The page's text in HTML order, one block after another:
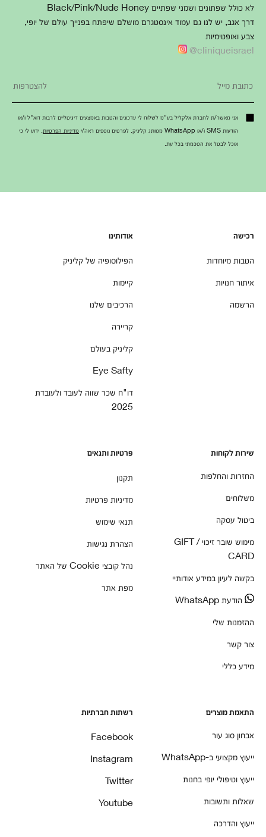
לא כולל שפתונים ושמני שפתיים Black/Pink/Nude Honey
דרך אגב, יש לנו גם עמוד אינסטגרם מושלם שיפתח בפנייך עולם של יופי,
צבע ואופטימיות
cliniqueisrael@
אני מאשר/ת לחברת אלקליל בע"מ לשלוח לי עדכונים והטבות באמצעים דיגיטליים לרבות דוא"ל ו/או
הודעות SMS ו/או WhatsApp ממותג קליניק. לפרטים נוספים ראה/י
מדיניות הפרטיות . ידוע לי כי
אוכל לבטל את הסכמתי בכל עת.
רכישה
הטבות מיוחדות
איתור חנויות
הרשמה
אודותינו
הפילוסופיה של קליניק
קיימות
הרכיבים שלנו
קריירה
קליניק בעולם
Eye Safty
דו"ח שכר שווה לעובד ולעובדת
2025
שירות לקוחות
החזרות והחלפות
משלוחים
ביטול עסקה
מימוש שובר זיכוי / GIFT
CARD
בקשה לעיון במידע אודותיי
הודעת WhatsApp
ההזמנות שלי
צור קשר
מידע כללי
פרטיות ותנאים
תקנון
מדיניות פרטיות
תנאי שימוש
הצהרת נגישות
נהל קובצי Cookie של האתר
מפת אתר
התאמת מוצרים
אבחון סוג עור
ייעוץ מקצועי ב-WhatsApp
ייעוץ וטיפולי יופי בחנות
שאלות ותשובות
ייעוץ והדרכה
רשתות חברתיות
Facebook
Instagram
Twitter
Youtube